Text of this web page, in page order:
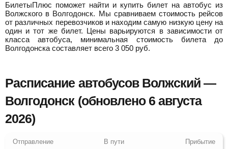
БилетыПлюс поможет найти и купить билет на автобус из
Волжского в Волгодонск. Мы сравниваем стоимость рейсов
от различных перевозчиков и находим самую низкую цену на
один и тот же билет. Цены варьируются в зависимости от
класса автобуса, минимальная стоимость билета до
Волгодонска составляет всего 3 050 руб.
Расписание автобусов Волжский —
Волгодонск (обновлено 6 августа
2026)